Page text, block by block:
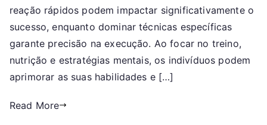
Reação,
Precisão
reação rápidos podem impactar significativamente o
sucesso, enquanto dominar técnicas específicas
garante precisão na execução. Ao focar no treino,
nutrição e estratégias mentais, os indivíduos podem
aprimorar as suas habilidades e […]
Read More